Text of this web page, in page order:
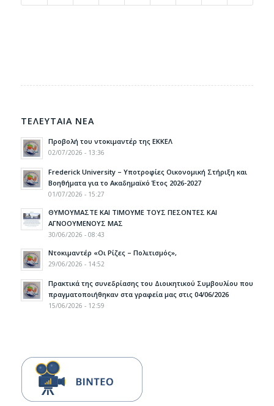
ΤΕΛΕΥΤΑΙΑ ΝΕΑ
Προβολή του ντοκιμαντέρ της ΕΚΚΕΛ
02/07/2026 - 13:36
Frederick University – Υποτροφίες Οικονομική Στήριξη και
Βοηθήματα για το Ακαδημαϊκό Έτος 2026-2027
01/07/2026 - 15:27
ΘΥΜΟΥΜΑΣΤΕ ΚΑΙ ΤΙΜΟΥΜΕ ΤΟΥΣ ΠΕΣΟΝΤΕΣ ΚΑΙ
ΑΓΝΟΟΥΜΕΝΟΥΣ ΜΑΣ
30/06/2026 - 08:43
Ντοκιμαντέρ «Οι Ρίζες – Πολιτισμός»,
29/06/2026 - 14:52
Πρακτικά της συνεδρίασης του Διοικητικού Συμβουλίου που
πραγματοποιήθηκαν στα γραφεία μας στις 04/06/2026
15/06/2026 - 12:59